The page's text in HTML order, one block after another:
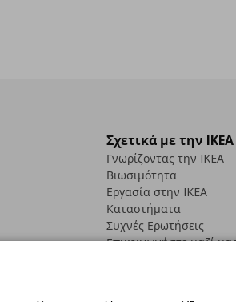
Σχετικά με την IKEA
Γνωρίζοντας την IKEA
Βιωσιμότητα
Εργασία στην IKEA
Καταστήματα
Συχνές Ερωτήσεις
Επικοινωνήστε μαζί